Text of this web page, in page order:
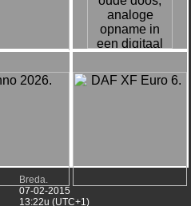
Breda.
07-02-2015
13:22u (UTC+1)